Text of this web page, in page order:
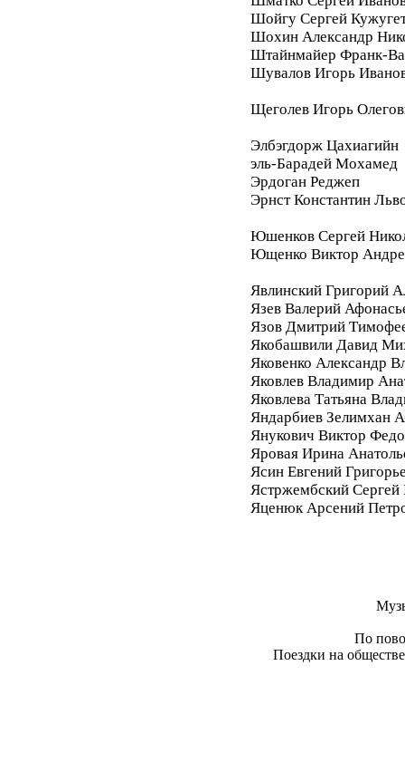
Шойгу Сергей
Шохин Александр
Штайнмайер Франк-
Шувалов Игорь
Щеголев Игорь
Элбэгдорж Цахиагийн
эль-Барадей Мохамед
Эрдоган Реджеп
Эрнст Константин
Юшенков Сергей
Ющенко Виктор
Явлинский Григорий
Язев Валерий
Язов Дмитрий
Якобашвили Давид
Яковенко Александр
Яковлев Владимир
Яковлева Татьяна
Яндарбиев Зелимхан
Янукович Виктор
Яровая Ирина
Ясин Евгений
Ястржембский
Яценюк Арсений
По
Поездки на